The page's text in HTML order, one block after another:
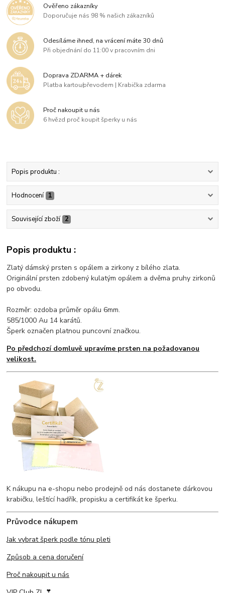
Ověřeno zákazníky
Doporučuje nás 98 % našich zákazníků
Odesíláme ihned, na vrácení máte 30 dnů
Při objednání do 11:00 v pracovním dni
Doprava ZDARMA + dárek
Platba kartou/převodem | Krabička zdarma
Proč nakoupit u nás
6 hvězd proč koupit šperky u nás
Popis produktu :
Hodnocení 1
Související zboží 2
Popis produktu :
Zlatý dámský prsten s opálem a zirkony z bílého zlata.
Originální prsten zdobený kulatým opálem a dvěma pruhy zirkonů
po obvodu.
Rozměr: ozdoba průměr opálu 6mm.
585/1000 Au 14 karátů.
Šperk označen platnou puncovní značkou.
Po předchozí domluvě upravíme prsten na požadovanou
velikost.
K nákupu na e-shopu nebo prodejně od nás dostanete dárkovou
krabičku, leštící hadřík, propisku a certifikát ke šperku.
Průvodce nákupem
Jak vybrat šperk podle tónu pleti
Způsob a cena doručení
Proč nakoupit u nás